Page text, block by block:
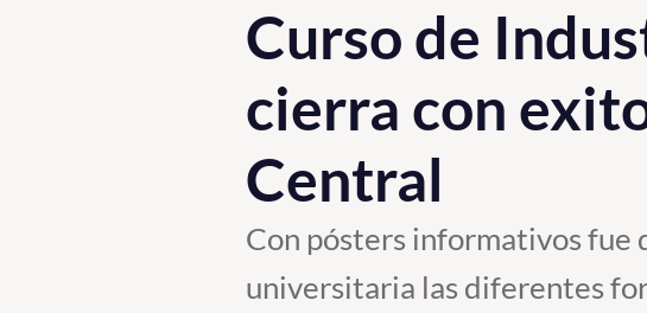
Curso de
cierra con
Central
Con pósters informativos fue
universitaria las diferentes